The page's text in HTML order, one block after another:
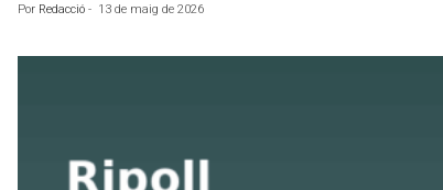
Por Redacció - 13 de maig de 2026